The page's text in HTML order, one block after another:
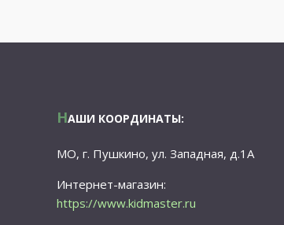
НАШИ КООРДИНАТЫ:
МО, г. Пушкино, ул. Западная, д.1А
Интернет-магазин:
https://www.kidmaster.ru